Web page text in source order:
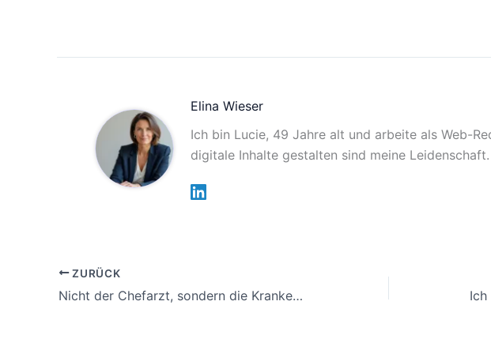
Elina Wieser
Ich bin Lucie, 49 Jahre alt und arbeite als Web-
digitale Inhalte gestalten sind meine Leidenschaft.
ZURÜCK
Nicht der Chefarzt, sondern die Krankenschwester soll für den Fehler haften